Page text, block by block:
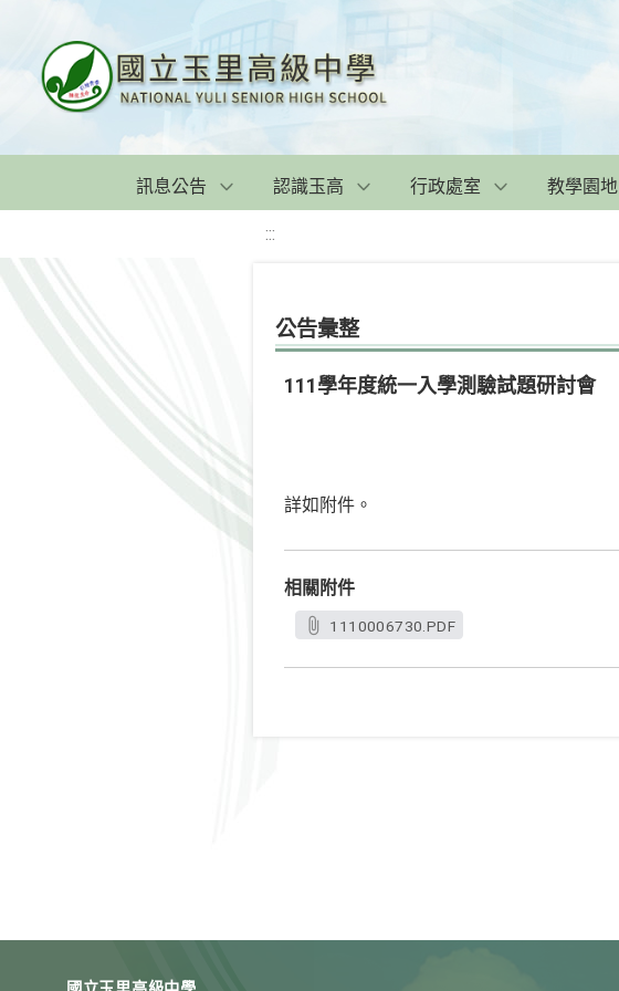
訊息公告 認識玉高 行政處室 教學園地
:::
公告彙整
111學年度統一入學測驗試題研討會
詳如附件。
相關附件
1110006730.PDF